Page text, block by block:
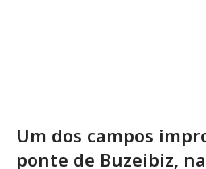
Um dos campos
ponte de Buzeibiz,